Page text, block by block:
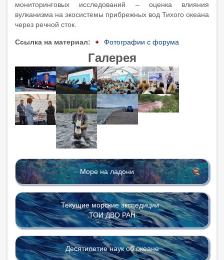
мониторинговых исследований – оценка влияния
вулканизма на экосистемы прибрежных вод Тихого океана
через речной сток.
Ссылка на материал Фотографии с форума
Галерея
Море на ладони
Текущие морские экспедиции
ТОИ ДВО РАН
Десятилетие наук об океане